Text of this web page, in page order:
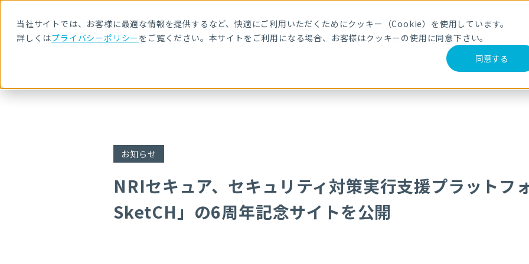
当社サイトでは、お客様に最適な情報を提供するなど、快適にご利用いただくためにクッキー（Cookie）を使用しています。
詳しくはプライバシーポリシーをご覧ください。本サイトをご利用になる場合、お客様はクッキーの使用に同意下さい。
同意する
サービス・製品 導入事例 セミナー ブログ
NRIセキュア、セキュリティ対策実行支援プラットフォーム「Secure SketCH」の6周年記念サイトを公開
お知らせ
NRIセキュア、セキュリティ対策実行支援プラットフ
SketCH」の6周年記念サイトを公開